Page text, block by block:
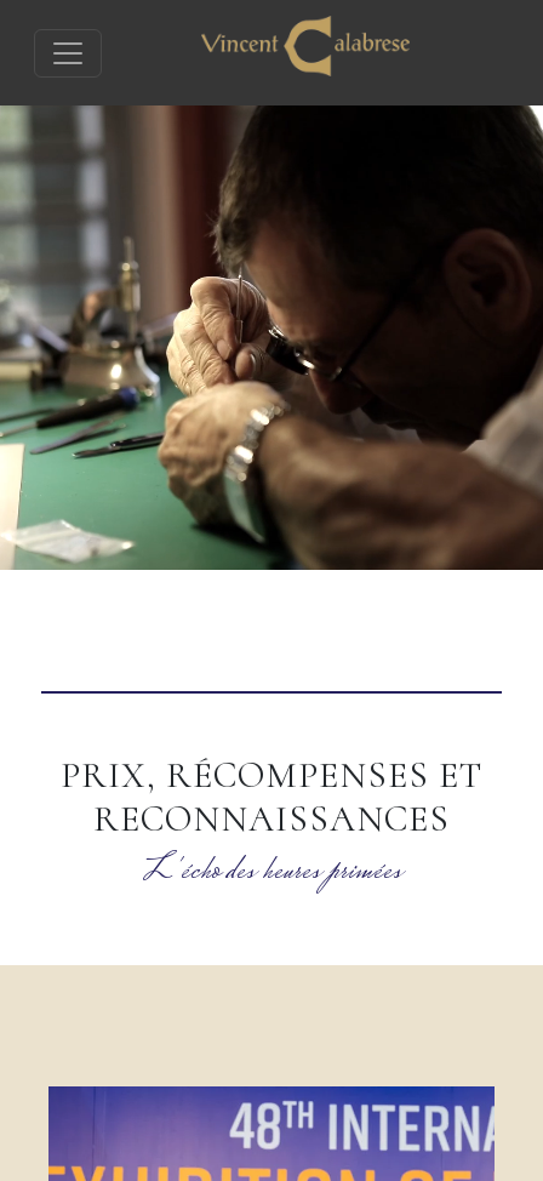
PRIX, RÉCOMPENSES ET
RECONNAISSANCES
L'écho des heures primées